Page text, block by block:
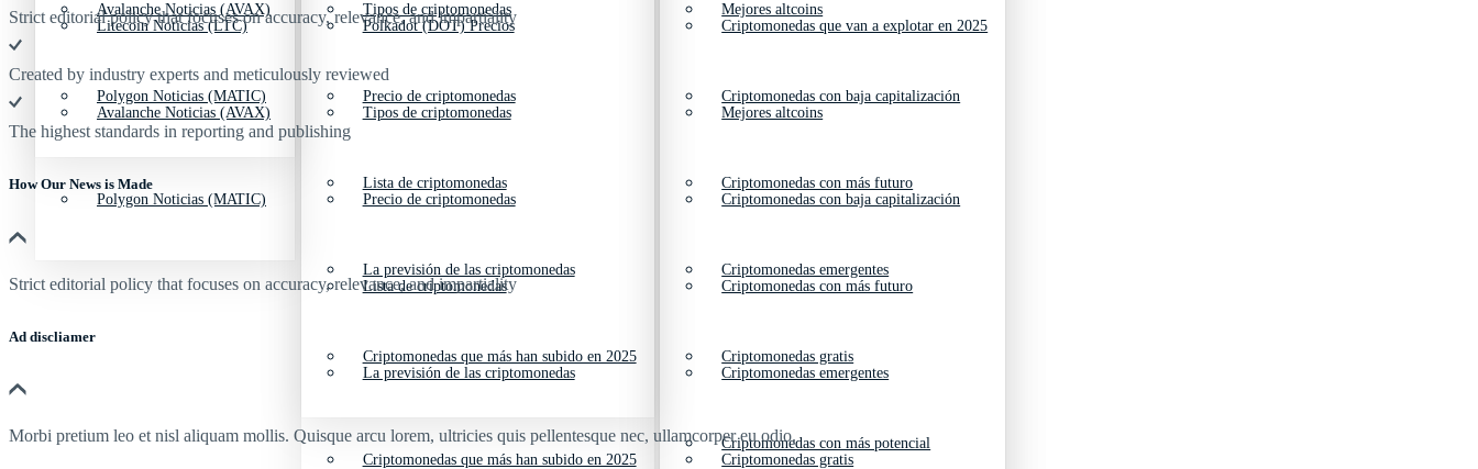
Avalanche Noticias (AVAX)
Polygon Noticias (MATIC)
Tipos de criptomonedas
Precio de criptomonedas
Lista de criptomonedas
La previsión de las criptomonedas
Criptomonedas que más han subido en 2025
Mejores altcoins
Criptomonedas con baja capitalización
Criptomonedas con más futuro
Criptomonedas emergentes
Criptomonedas gratis
Criptomonedas con más potencial
Litecoin Noticias (LTC)
Avalanche Noticias (AVAX)
Polygon Noticias (MATIC)
Polkadot (DOT) Precios
Tipos de criptomonedas
Precio de criptomonedas
Lista de criptomonedas
La previsión de las criptomonedas
Criptomonedas que más han subido en 2025
Criptomonedas que van a explotar en 2025
Mejores altcoins
Criptomonedas con baja capitalización
Criptomonedas con más futuro
Criptomonedas emergentes
Criptomonedas gratis
Strict editorial policy that focuses on accuracy, relevance, and impartiality
Created by industry experts and meticulously reviewed
The highest standards in reporting and publishing
How Our News is Made
Strict editorial policy that focuses on accuracy, relevance, and impartiality
Ad discliamer
Morbi pretium leo et nisl aliquam mollis. Quisque arcu lorem, ultricies quis pellentesque nec, ullamcorper eu odio.